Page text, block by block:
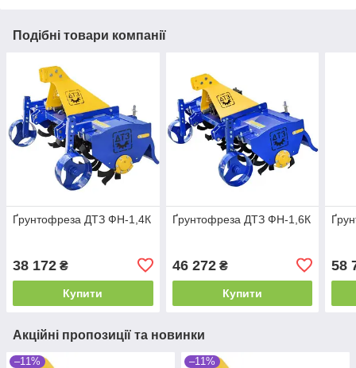
Подібні товари компанії
Ґрунтофреза ДТЗ ФН-1,4К
38 172 ₴
Купити
Ґрунтофреза ДТЗ ФН-1,6К
46 272₴
Купити
58
Акційні пропозиції та новинки
–11% –11%